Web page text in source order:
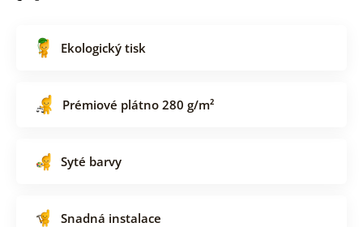
Ekologický tisk
Prémiové plátno 280 g/m²
Syté barvy
Snadná instalace